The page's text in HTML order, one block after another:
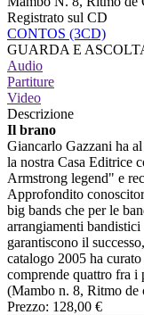
Registrato sul CD
CONTOS (3CD)
GUARDA E
Audio
Partiture
Video
Descrizione
Il brano
Giancarlo Gazzani ha
la nostra Casa Editrice
Armstrong legend" e
Approfondito
big bands che per le
arrangiamenti
garantiscono il
catalogo 2005 ha
comprende quattro fra i
(Mambo n. 8, Ritmo de
Prezzo: 128,00 €